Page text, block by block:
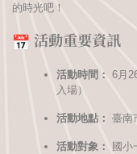
的時光吧！
活動重要資訊
活動時間： 6月
入場）
活動地點： 臺南
活動對象：
國小